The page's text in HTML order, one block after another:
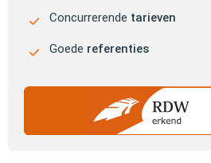
Concurrerende tarieven
Goede referenties